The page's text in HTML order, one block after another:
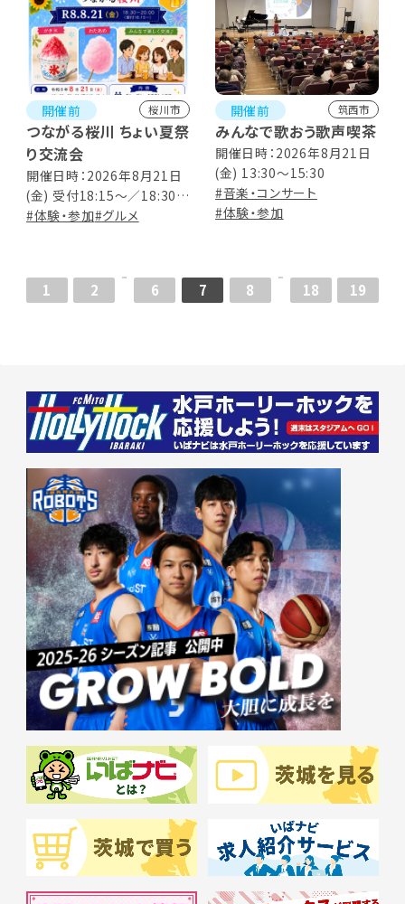
開催前 桜川市
つながる桜川 ちょい夏祭
り交流会
開催日時：2026年8月21日
(金) 受付18:15～／18:30～
20:00
#体験・参加#グルメ
開催前 筑西市
みんなで歌おう歌声喫茶
開催日時：2026年8月21日
(金) 13:30～15:30
#音楽・コンサート
#体験・参加
1 2 6 7 8 18 19